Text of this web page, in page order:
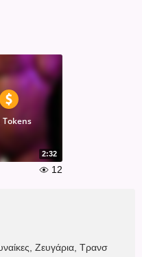
2:32
Tokens
12
Zευγάρια, Τρανσ